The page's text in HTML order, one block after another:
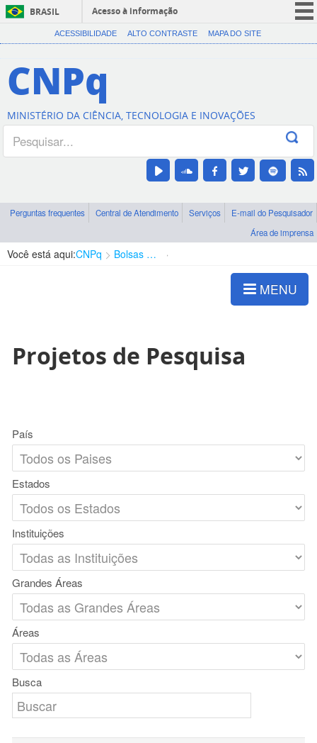
BRASIL
Acesso à informação
CORONAVÍRUS (COVID-19)
Canais
ACESSIBILIDADE ALTO CONTRASTE MAPA DO SITE
CNPq
MINISTÉRIO DA CIÊNCIA, TECNOLOGIA E INOVAÇÕES
Perguntas frequentes Central de Atendimento Serviços
E-mail do Pesquisador
Área de imprensa
Você está aqui:CNPq Bolsas e Auxílios Vigentes
MENU
Projetos de Pesquisa
País
Estados
Instituições
Grandes Áreas
Áreas
Busca